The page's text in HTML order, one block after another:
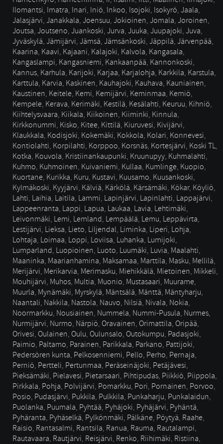
Ilomantsi, Imatra, Inari, Iniö, Inkoo, Isojoki, Isokyrö, Jaala,
Jalasjärvi, Janakkala, Joensuu, Jokioinen, Jomala, Joroinen,
Joutsa, Joutseno, Juankoski, Jurva, Juuka, Juupajoki, Juva,
Jyväskylä, Jämijärvi, Jämsä, Jämsänkoski, Jäppilä, Järvenpää,
Kaarina, Kaavi, Kajaani, Kalajoki, Kalvola, Kangasala,
Kangaslampi, Kangasniemi, Kankaanpää, Kannonkoski,
Kannus, Karhula, Karijoki, Karjaa, Karjalohja, Karkkila, Karstula,
Karttula, Karvia, Kaskinen, Kauhajoki, Kauhava, Kauniainen,
Kaustinen, Keitele, Kemi, Kemijärvi, Keminmaa, Kemiö,
Kempele, Kerava, Kerimäki, Kestilä, Kesälahti, Keuruu, Kihniö,
Kiihtelysvaara, Kiikala, Kiikoinen, Kiiminki, Kinnula,
Kirkkonummi, Kisko, Kitee, Kittilä, Kiuruvesi, Kivijärvi,
Klaukkala, Kodisjoki, Kokemäki, Kokkola, Kolari, Konnevesi,
Kontiolahti, Korpilahti, Korppoo, Korsnäs, Kortesjärvi, Koski TL,
Kotka, Kouvola, Kristiinankaupunki, Kruunupyy, Kuhmalahti,
Kuhmo, Kuhmoinen, Kuivaniemi, Kullaa, Kumlinge, Kuopio,
Kuortane, Kurikka, Kuru, Kustavi, Kuusamo, Kuusankoski,
Kylmäkoski, Kyyjärvi, Kälviä, Kärkölä, Kärsämäki, Kökar, Köyliö,
Lahti, Laihia, Laitila, Lammi, Lapinjärvi, Lapinlahti, Lappajärvi,
Lappeenranta, Lappi, Lapua, Laukaa, Lavia, Lehtimäki,
Leivonmäki, Lemi, Lemland, Lempäälä, Lemu, Leppävirta,
Lestijärvi, Lieksa, Lieto, Liljendal, Liminka, Liperi, Lohja,
Lohtaja, Loimaa, Loppi, Loviisa, Luhanka, Lumijoki,
Lumparland, Luopioinen, Luoto, Luumäki, Luvia, Maalahti,
Maaninka, Maarianhamina, Maksamaa, Marttila, Masku, Mellilä,
Merijärvi, Merikarvia, Merimasku, Miehikkälä, Mietoinen, Mikkeli,
Mouhijärvi, Muhos, Multia, Muonio, Mustasaari, Muurame,
Muurla, Mynämäki, Myrskylä, Mäntsälä, Mänttä, Mäntyharju,
Naantali, Nakkila, Nastola, Nauvo, Nilsiä, Nivala, Nokia,
Noormarkku, Nousiainen, Nummela, Nummi-Pusula, Nurmes,
Nurmijärvi, Nurmo, Närpiö, Oravainen, Orimattila, Oripää,
Orivesi, Oulainen, Oulu, Oulunsalo, Outokumpu, Padasjoki,
Paimio, Paltamo, Parainen, Parikkala, Parkano, Pattijoki,
Pedersören kunta, Pelkosenniemi, Pello, Perho, Pernaja,
Perniö, Pertteli, Pertunmaa, Peräseinäjoki, Petäjävesi,
Pieksämäki, Pielavesi, Pietarsaari, Pihtipudas, Piikkiö, Piippola,
Pirkkala, Pohja, Polvijärvi, Pomarkku, Pori, Pornainen, Porvoo,
Posio, Pudasjärvi, Pukkila, Pulkkila, Punkaharju, Punkalaidun,
Puolanka, Puumala, Pyhtää, Pyhäjoki, Pyhäjärvi, Pyhäntä,
Pyhäranta, Pyhäselkä, Pylkönmäki, Pälkäne, Pöytyä, Raahe,
Raisio, Rantasalmi, Rantsila, Ranua, Rauma, Rautalampi,
Rautavaara, Rautjärvi, Reisjärvi, Renko, Riihimäki, Ristiina,